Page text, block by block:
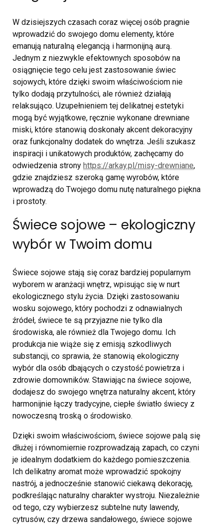
W dzisiejszych czasach coraz więcej osób pragnie
wprowadzić do swojego domu elementy, które
emanują naturalną elegancją i harmonijną aurą.
Jednym z niezwykle efektownych sposobów na
osiągnięcie tego celu jest zastosowanie świec
sojowych, które dzięki swoim właściwościom nie
tylko dodają przytulności, ale również działają
relaksująco. Uzupełnieniem tej delikatnej estetyki
mogą być wyjątkowe, ręcznie wykonane drewniane
miski, które stanowią doskonały akcent dekoracyjny
oraz funkcjonalny dodatek do wnętrza. Jeśli szukasz
inspiracji i unikatowych produktów, zachęcamy do
odwiedzenia strony https://arkay.pl/misy-drewniane,
gdzie znajdziesz szeroką gamę wyrobów, które
wprowadzą do Twojego domu nutę naturalnego piękna
i prostoty.
Świece sojowe – ekologiczny
wybór w Twoim domu
Świece sojowe stają się coraz bardziej popularnym
wyborem w aranżacji wnętrz, wpisując się w nurt
ekologicznego stylu życia. Dzięki zastosowaniu
wosku sojowego, który pochodzi z odnawialnych
źródeł, świece te są przyjazne nie tylko dla
środowiska, ale również dla Twojego domu. Ich
produkcja nie wiąże się z emisją szkodliwych
substancji, co sprawia, że stanowią ekologiczny
wybór dla osób dbających o czystość powietrza i
zdrowie domowników. Stawiając na świece sojowe,
dodajesz do swojego wnętrza naturalny akcent, który
harmonijnie łączy tradycyjne, ciepłe światło świecy z
nowoczesną troską o środowisko.
Dzięki swoim właściwościom, świece sojowe palą się
dłużej i równomiernie rozprowadzają zapach, co czyni
je idealnym dodatkiem do każdego pomieszczenia.
Ich delikatny aromat może wprowadzić spokojny
nastrój, a jednocześnie stanowić ciekawą dekorację,
podkreślając naturalny charakter wystroju. Niezależnie
od tego, czy wybierzesz subtelne nuty lawendy,
cytrusów, czy drzewa sandałowego, świece sojowe